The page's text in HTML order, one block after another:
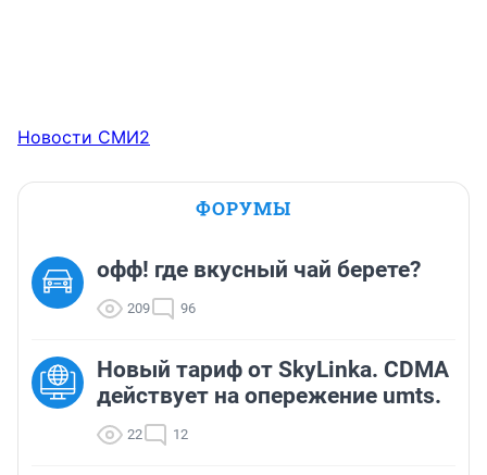
Новости СМИ2
ФОРУМЫ
офф! где вкусный чай берете?
209 96
Новый тариф от SkyLinka. CDMA
действует на опережение umts.
22 12